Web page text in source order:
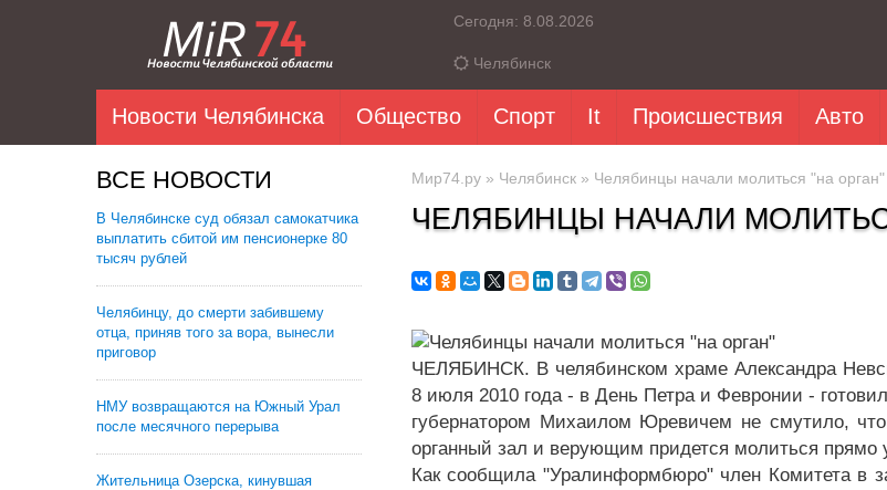
Сегодня: 8.08.2026
Челябинск
Новости Челябинска Общество Спорт It Происшествия Авто
ВСЕ НОВОСТИ
В Челябинске суд обязал самокатчика
выплатить сбитой им пенсионерке 80
тысяч рублей
Челябинцу, до смерти забившему
отца, приняв того за вора, вынесли
приговор
НМУ возвращаются на Южный Урал
после месячного перерыва
Жительница Озерска, кинувшая
Мир74.ру » Челябинск » Челябинцы начали молиться "на орган"
ЧЕЛЯБИНЦЫ НАЧАЛИ
ЧЕЛЯБИНСК. В челябинском храме Александра
8 июля 2010 года - в День Петра и Февронии -
губернатором Михаилом Юревичем не смутило,
органный зал и верующим придется молиться прямо
Как сообщила "Уралинформбюро" член Комитета в